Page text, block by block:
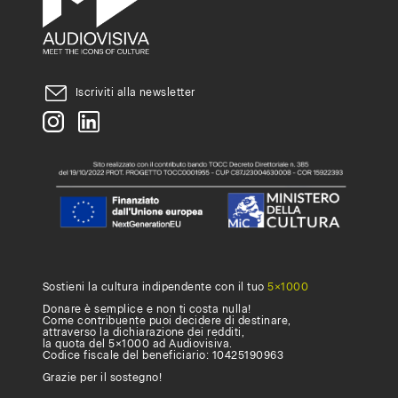
Iscriviti alla newsletter
Sostieni la cultura indipendente con il tuo5×1000
Donare è semplice e non ti costa nulla!
Come contribuente puoi decidere di destinare,
attraverso la dichiarazione dei redditi,
la quota del 5×1000 ad Audiovisiva.
Codice fiscale del beneficiario: 10425190963
Grazie per il sostegno!
accademia
o
scuola
superiore
attivare
un
abbonamento,
questo
form.